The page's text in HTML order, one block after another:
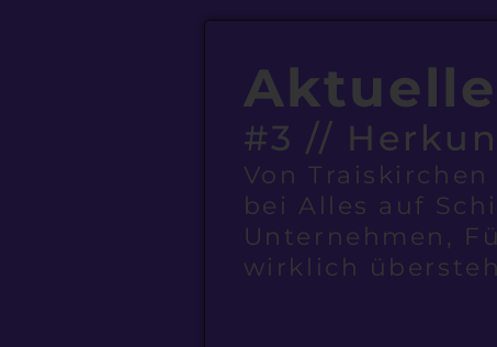
#3 //
Von
bei Alles auf
Unternehmen,
wirklich